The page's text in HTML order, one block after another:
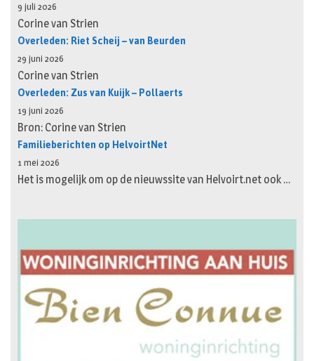
9 juli 2026
Corine van Strien
Overleden: Riet Scheij – van Beurden
29 juni 2026
Corine van Strien
Overleden: Zus van Kuijk – Pollaerts
19 juni 2026
Bron: Corine van Strien
Familieberichten op HelvoirtNet
1 mei 2026
Het is mogelijk om op de nieuwssite van Helvoirt.net ook …